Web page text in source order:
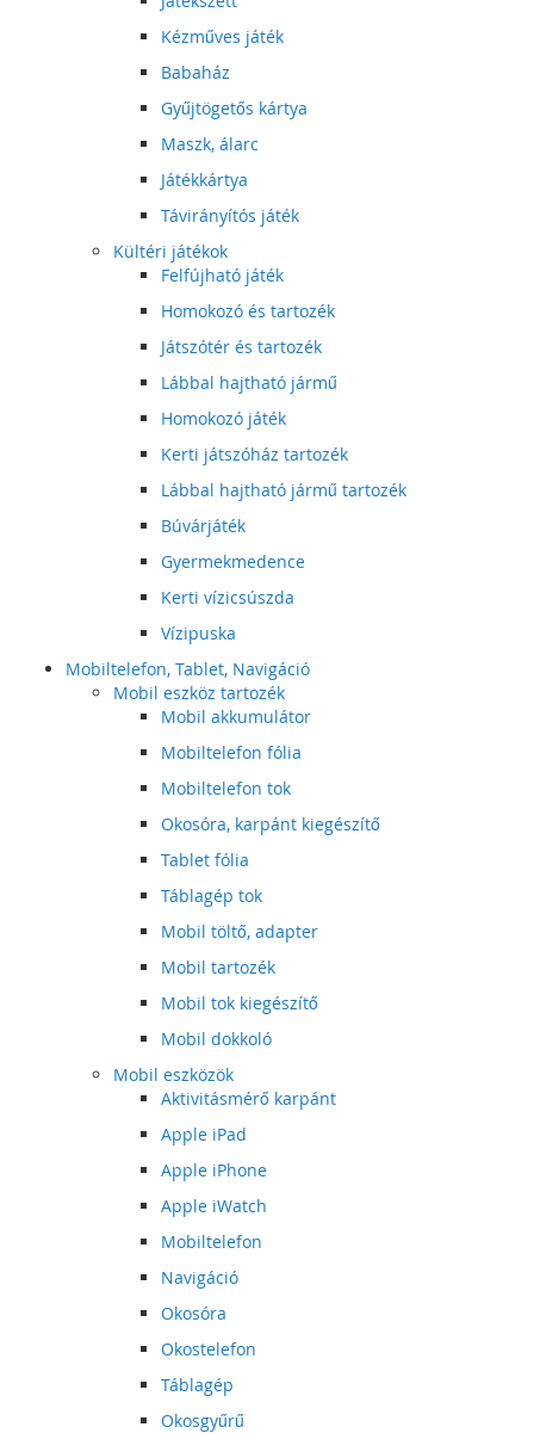
Kézműves játék
Babaház
Gyűjtögetős kártya
Maszk, álarc
Játékkártya
Távirányítós játék
Kültéri játékok
Felfújható játék
Homokozó és tartozék
Játszótér és tartozék
Lábbal hajtható jármű
Homokozó játék
Kerti játszóház tartozék
Lábbal hajtható jármű tartozék
Búvárjáték
Gyermekmedence
Kerti vízicsúszda
Vízipuska
Mobiltelefon, Tablet, Navigáció
Mobil eszköz tartozék
Mobil akkumulátor
Mobiltelefon fólia
Mobiltelefon tok
Okosóra, karpánt kiegészítő
Tablet fólia
Táblagép tok
Mobil töltő, adapter
Mobil tartozék
Mobil tok kiegészítő
Mobil dokkoló
Mobil eszközök
Aktivitásmérő karpánt
Apple iPad
Apple iPhone
Apple iWatch
Mobiltelefon
Navigáció
Okosóra
Okostelefon
Táblagép
Okosgyűrű